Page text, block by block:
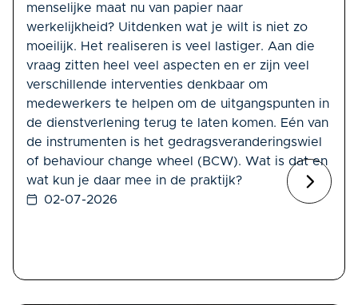
menselijke maat nu van papier naar
werkelijkheid? Uitdenken wat je wilt is niet zo
moeilijk. Het realiseren is veel lastiger. Aan die
vraag zitten heel veel aspecten en er zijn veel
verschillende interventies denkbaar om
medewerkers te helpen om de uitgangspunten in
de dienstverlening terug te laten komen. Eén van
de instrumenten is het gedragsveranderingswiel
of behaviour change wheel (BCW). Wat is dat en
wat kun je daar mee in de praktijk?
02-07-2026